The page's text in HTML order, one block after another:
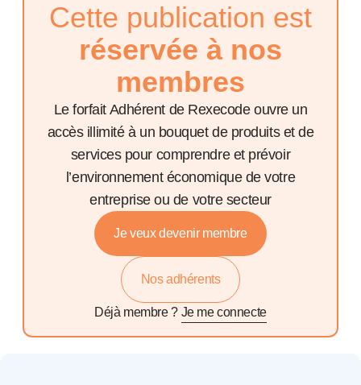
Cette publication est
réservée à nos
membres
Le forfait Adhérent de Rexecode ouvre un
accès illimité à un bouquet de produits et de
services pour comprendre et prévoir
l’environnement économique de votre
entreprise ou de votre secteur
Je veux devenir membre
Nos adhérents
Déjà membre ? Je me connecte